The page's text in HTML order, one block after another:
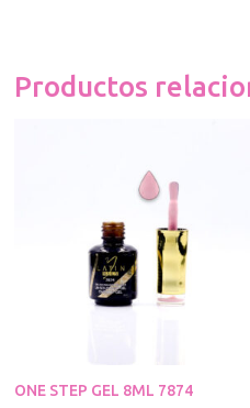
Productos
ONE STEP GEL 8ML 7874